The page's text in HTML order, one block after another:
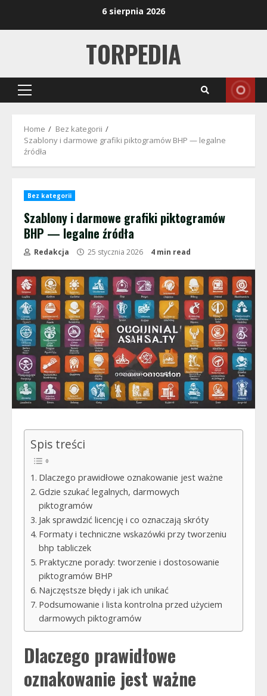
6 sierpnia 2026
TORPEDIA
Primary
Home
Bez kategorii
Szablony i darmowe grafiki piktogramów BHP — legalne
źródła
Bez kategorii
Szablony i darmowe grafiki piktogramów
BHP — legalne źródła
Redakcja 25 stycznia 2026 4 min read
Spis treści
Dlaczego prawidłowe oznakowanie jest ważne
Gdzie szukać legalnych, darmowych
piktogramów
Jak sprawdzić licencję i co oznaczają skróty
Formaty i techniczne wskazówki przy tworzeniu
bhp tabliczek
Praktyczne porady: tworzenie i dostosowanie
piktogramów BHP
Najczęstsze błędy i jak ich unikać
Podsumowanie i lista kontrolna przed użyciem
darmowych piktogramów
Dlaczego prawidłowe
oznakowanie jest ważne